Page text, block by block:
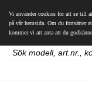
Vi använder cookies för att se till
på vår hemsida. Om du fortsätter
kommer vi att anta att du